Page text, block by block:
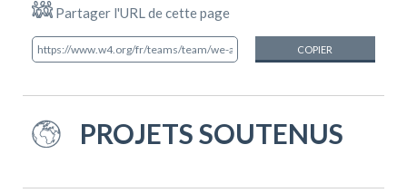
Partager l'URL de cette page
COPIER
PROJETS SOUTENUS